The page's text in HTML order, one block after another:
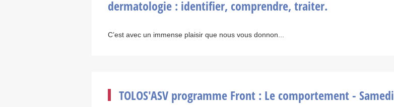
dermatologie : identifier, comprendre, traiter.
C’est avec un immense plaisir que nous vous donnon...
TOLOS'ASV programme Front : Le comportement - Samedi